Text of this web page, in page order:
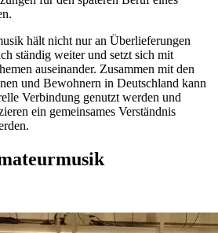
hält nicht nur an Überlieferungen
ständig weiter und setzt sich mit
auseinander. Zusammen mit den
und Bewohnern in Deutschland kann
Verbindung genutzt werden und
ein gemeinsames Verständnis